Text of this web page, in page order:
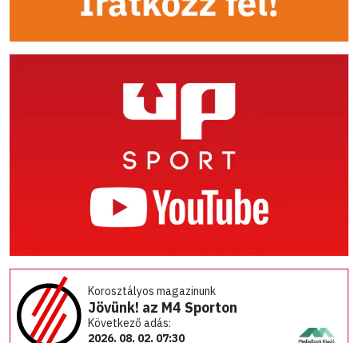
Korosztályos magazinunk
Jövünk! az M4 Sporton
Következő adás:
2026. 08. 02. 07:30